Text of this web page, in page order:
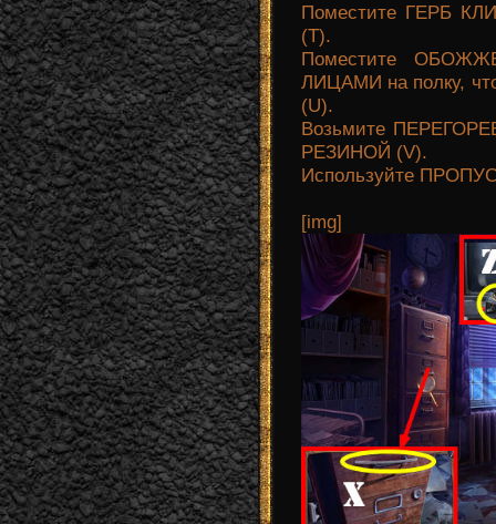
Поместите ГЕРБ
(T).
Поместите
ЛИЦАМИ на полку,
(U).
Возьмите
РЕЗИНОЙ (V).
Используйте
[img]